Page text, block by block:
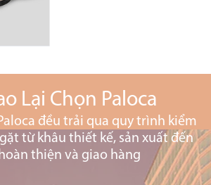
Lại Chọn Paloca
đều trải qua quy trình kiểm
từ khâu thiết kế, sản xuất đến
thiện và giao hàng